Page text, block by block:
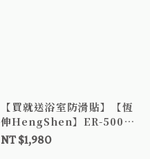
【買就送浴室防滑貼】【恆
伸HengShen】ER-5005
洗澡椅 鋁合金加寬型 有扶
手洗澡椅
NT $1,980